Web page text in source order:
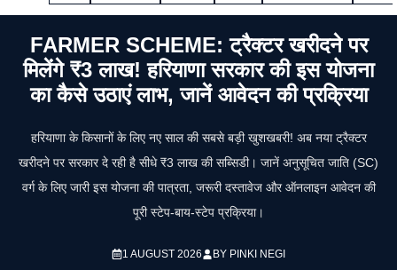
FARMER SCHEME: ट्रैक्टर खरीदने पर
मिलेंगे ₹3 लाख! हरियाणा सरकार की इस योजना
का कैसे उठाएं लाभ, जानें आवेदन की प्रक्रिया
हरियाणा के किसानों के लिए नए साल की सबसे बड़ी खुशखबरी! अब नया ट्रैक्टर
खरीदने पर सरकार दे रही है सीधे ₹3 लाख की सब्सिडी। जानें अनुसूचित जाति (SC)
वर्ग के लिए जारी इस योजना की पात्रता, जरूरी दस्तावेज और ऑनलाइन आवेदन की
पूरी स्टेप-बाय-स्टेप प्रक्रिया।
1 AUGUST 2026 BY PINKI NEGI